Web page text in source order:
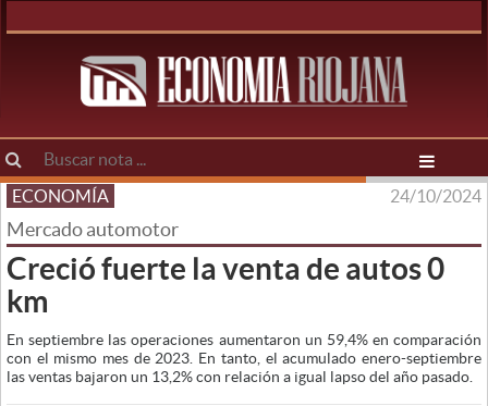
ECONOMÍA 24/10/2024
Mercado automotor
Creció fuerte la venta de autos 0
km
En septiembre las operaciones aumentaron un 59,4% en comparación
con el mismo mes de 2023. En tanto, el acumulado enero-septiembre
las ventas bajaron un 13,2% con relación a igual lapso del año pasado.